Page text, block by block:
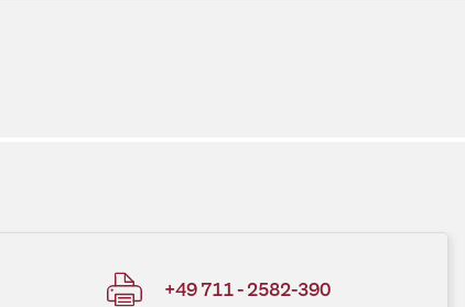
+49 711 - 2582-390